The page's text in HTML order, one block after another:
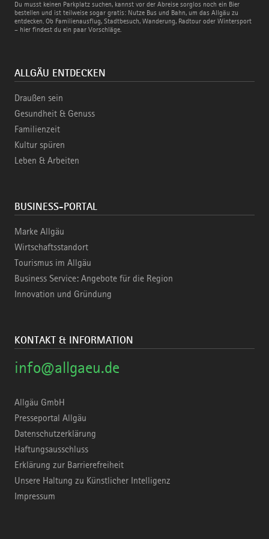
Du musst keinen Parkplatz suchen, kannst vor der Abreise sorglos noch ein Bier
bestellen und ist teilweise sogar gratis: Nutze Bus und Bahn, um das Allgäu zu
entdecken. Ob Familienausflug, Stadtbesuch, Wanderung, Radtour oder Wintersport
– hier findest du ein paar Vorschläge.
Bus
und
Bahn
ALLGÄU ENTDECKEN
Draußen sein
Gesundheit & Genuss
Familienzeit
Kultur spüren
Leben & Arbeiten
BUSINESS-PORTAL
Marke Allgäu
Wirtschaftsstandort
Tourismus im Allgäu
Business Service: Angebote für die Region
Innovation und Gründung
KONTAKT & INFORMATION
info@allgaeu.de
Allgäu GmbH
Presseportal Allgäu
Datenschutzerklärung
Haftungsausschluss
Erklärung zur Barrierefreiheit
Unsere Haltung zu Künstlicher Intelligenz
Impressum